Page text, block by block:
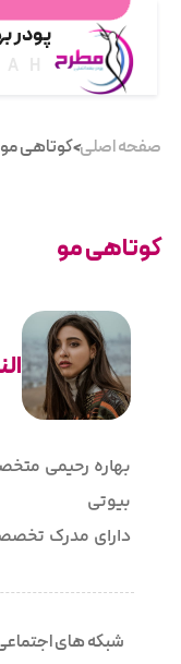
پودر
اصلی<کوتاهی مو
مو
بهاره رحیمی
بیوتی
دارای مدرک تخصصی
شبکه های اجتماعی :